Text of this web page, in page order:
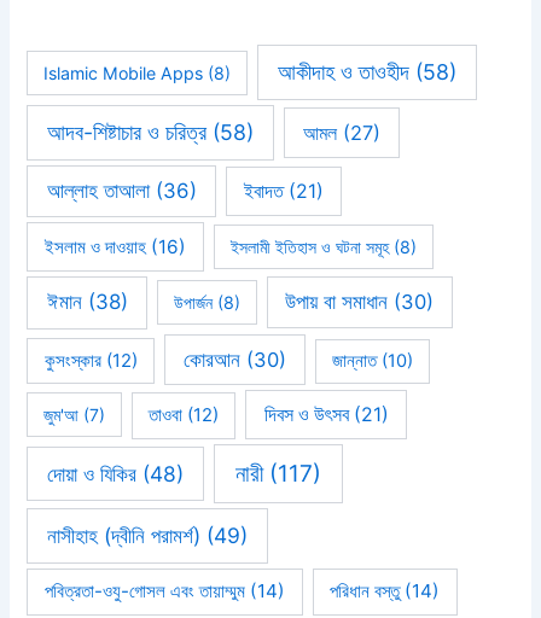
Islamic Mobile Apps (8) আকীদাহ ও তাওহীদ(58)
আদব-শিষ্টাচার ও চরিত্র(58) আমল(27)
আল্লাহ তাআলা(36) ইবাদত(21)
ইসলাম ও দাওয়াহ (16) ইসলামী ইতিহাস ও ঘটনা সমূহ(8)
ঈমান(38) উপার্জন(8) উপায় বা সমাধান (30)
কুসংস্কার(12) কোরআন (30) জান্নাত(10)
জুম'আ (7) তাওবা (12) দিবস ও উৎসব(21)
দোয়া ও যিকির (48) নারী(117)
নাসীহাহ (দ্বীনি পরামর্শ) (49)
পবিত্রতা-ওযু-গোসল এবং তায়াম্মুম (14) পরিধান বস্তু(14)